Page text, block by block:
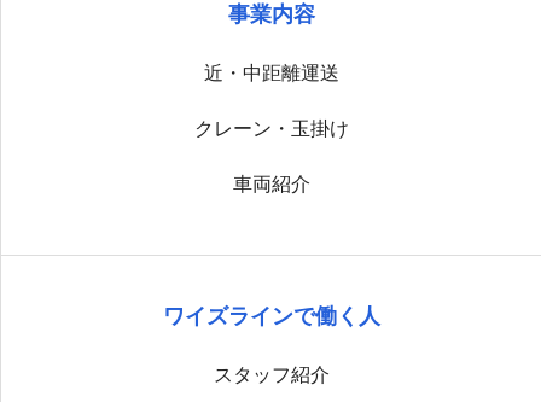
事業内容
近・中距離運送
クレーン・玉掛け
車両紹介
ワイズラインで働く人
スタッフ紹介